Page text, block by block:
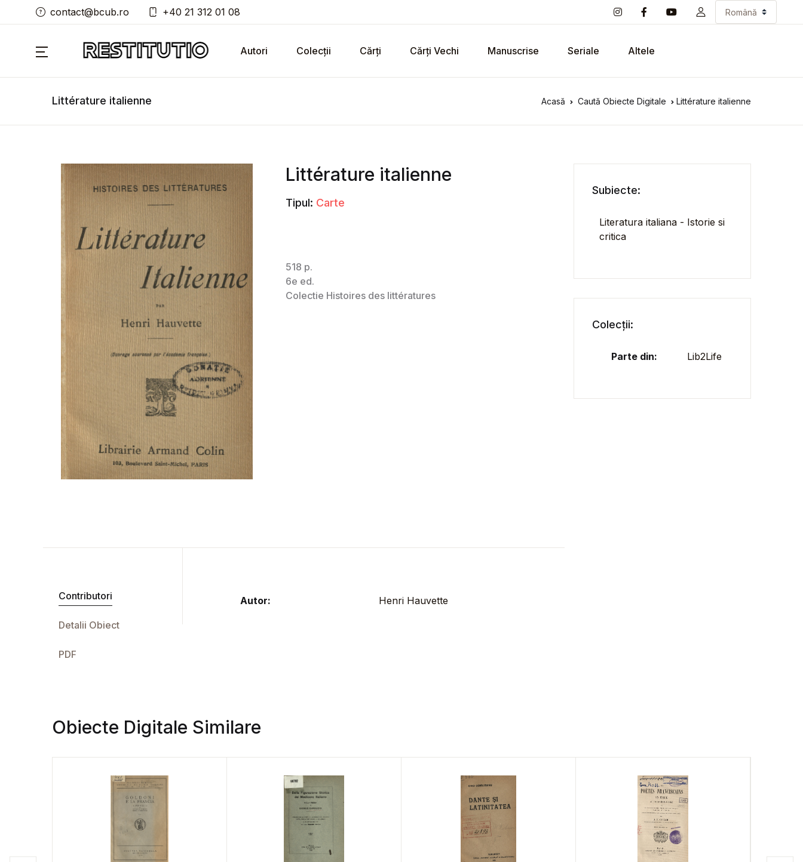
contact@bcub.ro +40 21 312 01 08
Autori Colecții Cărți Cărți Vechi Manuscrise Seriale Altele
Littérature italienne Acasă Caută Obiecte Digitale Littérature italienne
Littérature italienne
Tipul: Carte
Contributori
Detalii Obiect
PDF
Autor: Henri Hauvette
Subiecte:
Literatura italiana - Istorie si
critica
Colecții:
Parte din: Lib2Life
Obiecte Digitale Similare